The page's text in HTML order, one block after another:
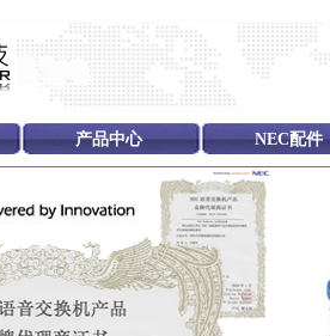
产品中心 NEC配件